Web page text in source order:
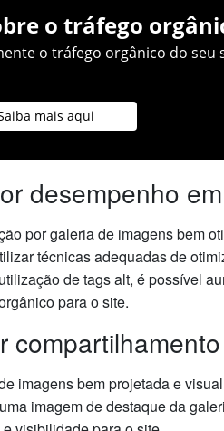
o tráfego
o tráfego orgânico do seu
mais aqui
desempenho
por galeria de imagens bem
técnicas adequadas de
de tags alt, é possível
para o site.
imagens bem projetada e
imagem de destaque da